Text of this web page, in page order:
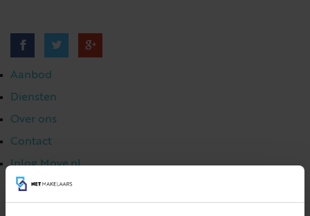
Aanbod
Diensten
Over ons
Contact
Inlog Move.nl